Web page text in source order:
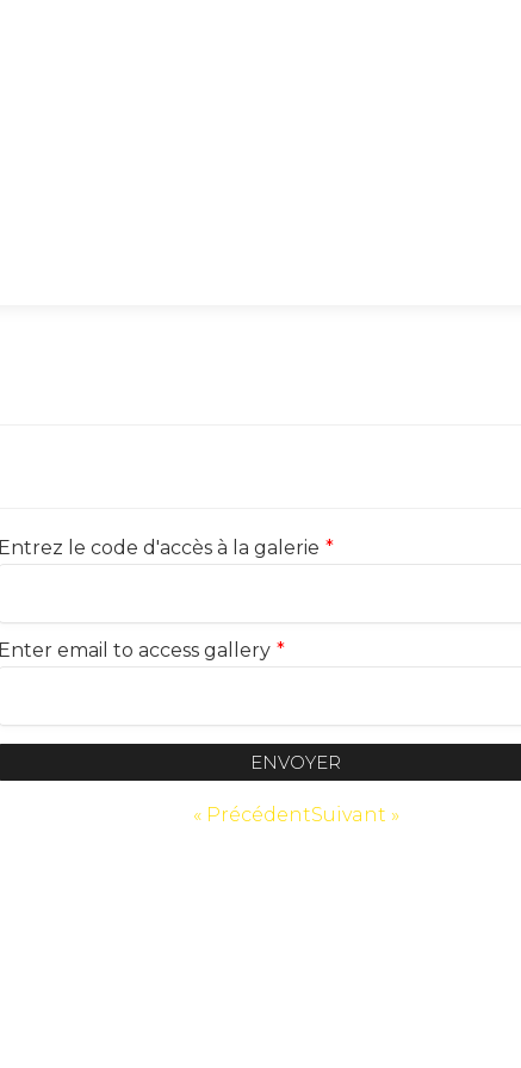
Entrez le code d'accès à la galerie *
Enter email to access gallery *
ENVOYER
« PrécédentSuivant »